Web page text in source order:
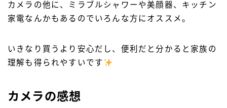
カメラの他に、ミラブルシャワーや美顔器、キッチン
家電なんかもあるのでいろんな方にオススメ。
いきなり買うより安心だし、便利だと分かると家族の
理解も得られやすいです
カメラの感想